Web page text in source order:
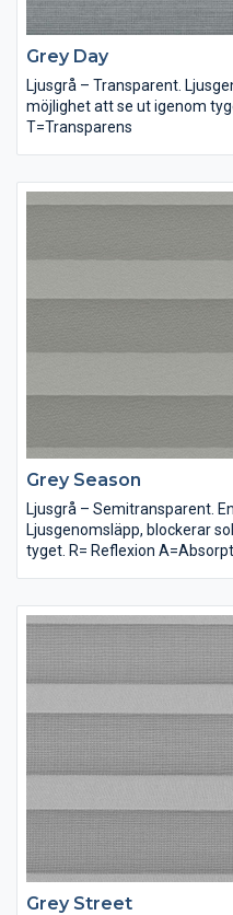
Grey Day
Ljusgrå – Transparent.
möjlighet att se ut igenom
T=Transparens
Grey Season
Ljusgrå – Semitransparent.
Ljusgenomsläpp, blockerar
tyget. R= Reflexion
Grey Street